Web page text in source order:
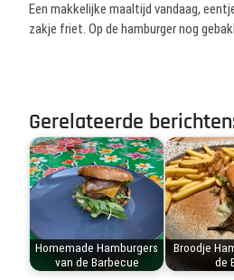
Een makkelijke maaltijd vandaag,
zakje friet. Op de hamburger nog
Gerelateerde
Homemade Hamburgers
van de Barbecue
Broodje
de